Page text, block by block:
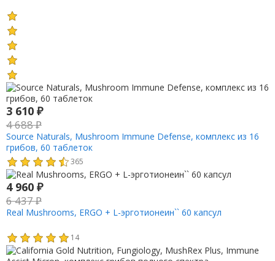
3 610 ₽
4 688₽
Source Naturals, Mushroom Immune Defense, комплекс из 16
грибов, 60 таблеток
365
4 960 ₽
6 437₽
Real Mushrooms, ERGO + L-эрготионеин`` 60 капсул
14